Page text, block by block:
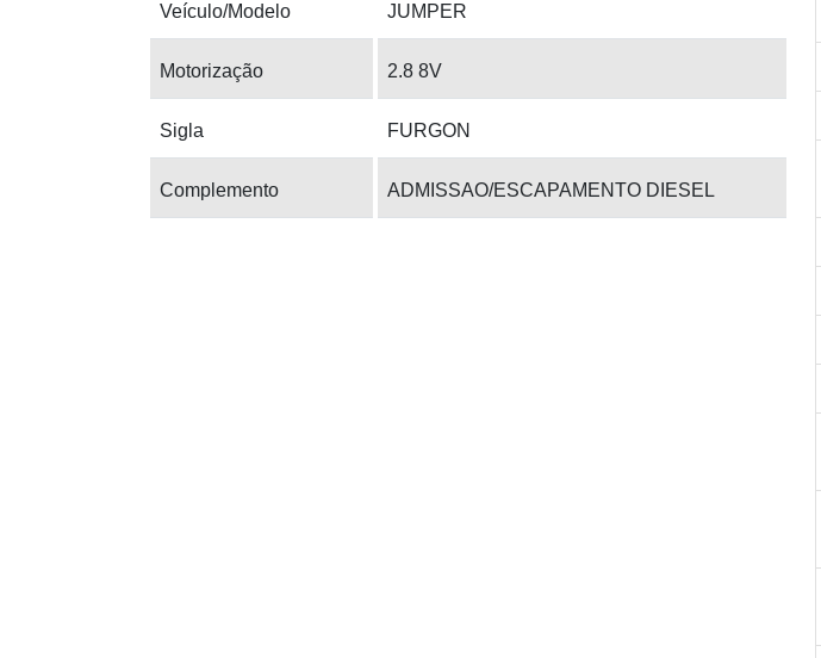
Veículo/Modelo JUMPER
Motorização 2.8 8V
Sigla FURGON
Complemento ADMISSAO/ESCAPAMENTO DIESEL